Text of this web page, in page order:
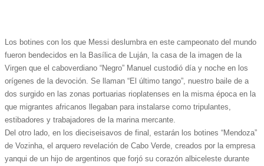
Los botines con los que Messi deslumbra en este campeonato del mundo
fueron bendecidos en la Basílica de Luján, la casa de la imagen de la
Virgen que el caboverdiano “Negro” Manuel custodió día y noche en los
orígenes de la devoción. Se llaman “El último tango”, nuestro baile de a
dos surgido en las zonas portuarias rioplatenses en la misma época en la
que migrantes africanos llegaban para instalarse como tripulantes,
estibadores y trabajadores de la marina mercante.
Del otro lado, en los dieciseisavos de final, estarán los botines “Mendoza”
de Vozinha, el arquero revelación de Cabo Verde, creados por la empresa
yanqui de un hijo de argentinos que forjó su corazón albiceleste durante